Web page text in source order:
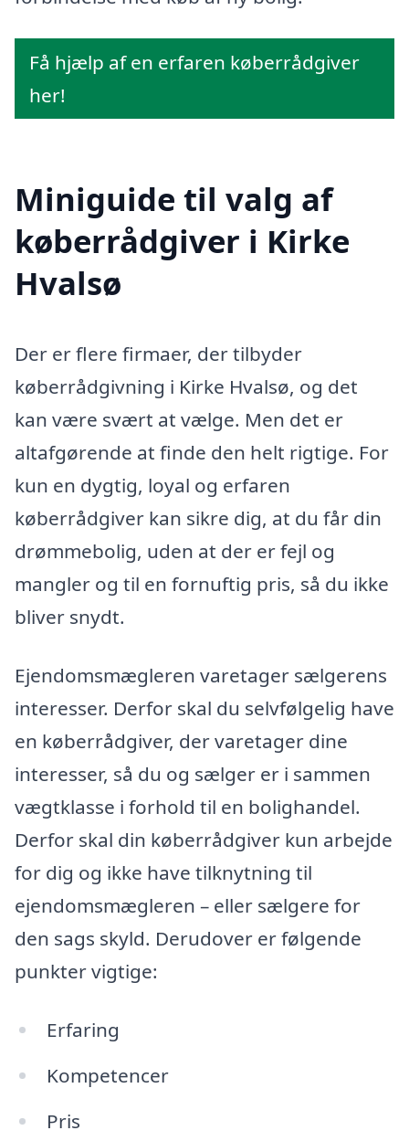
Få hjælp af en erfaren køberrådgiver
her!
Miniguide til valg af
køberrådgiver i Kirke
Hvalsø
Der er flere firmaer, der tilbyder
køberrådgivning i Kirke Hvalsø, og det
kan være svært at vælge. Men det er
altafgørende at finde den helt rigtige. For
kun en dygtig, loyal og erfaren
køberrådgiver kan sikre dig, at du får din
drømmebolig, uden at der er fejl og
mangler og til en fornuftig pris, så du ikke
bliver snydt.
Ejendomsmægleren varetager sælgerens
interesser. Derfor skal du selvfølgelig have
en køberrådgiver, der varetager dine
interesser, så du og sælger er i sammen
vægtklasse i forhold til en bolighandel.
Derfor skal din køberrådgiver kun arbejde
for dig og ikke have tilknytning til
ejendomsmægleren – eller sælgere for
den sags skyld. Derudover er følgende
punkter vigtige:
Erfaring
Kompetencer
Pris